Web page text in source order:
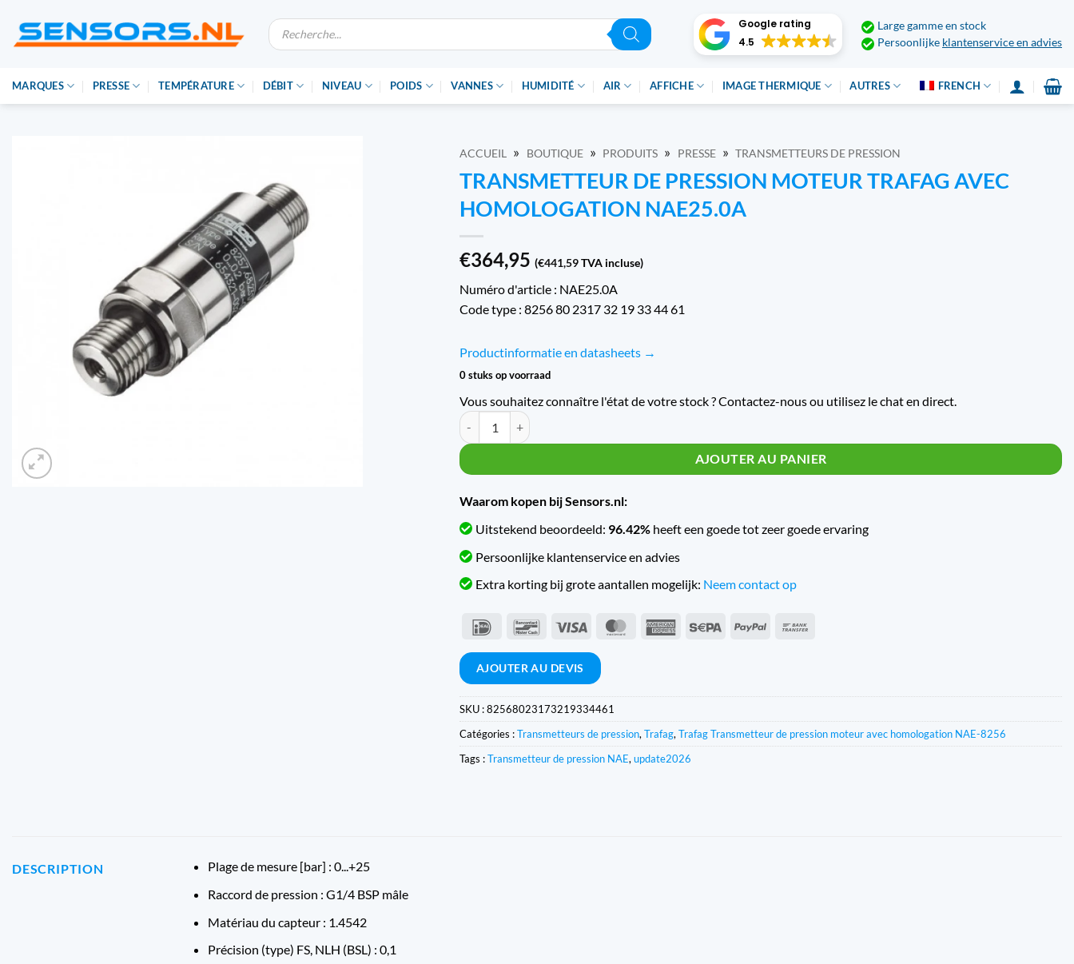
content
Recherche
produits
Google rating
4.5
Large gamme en stock
Persoonlijke klantenservice en advies
MARQUES PRESSE TEMPÉRATURE DÉBIT NIVEAU POIDS VANNES HUMIDITÉ AIR AFFICHE IMAGE THERMIQUE AUTRES FRENCH
ACCUEIL » BOUTIQUE » PRODUITS » PRESSE » TRANSMETTEURS DE PRESSION
TRANSMETTEUR DE PRESSION MOTEUR TRAFAG AVEC
HOMOLOGATION NAE25.0A
€364,95 (€441,59TVA incluse)
Numéro d'article : NAE25.0A
Code type : 8256 80 2317 32 19 33 44 61
Productinformatie en datasheets →
0 stuks op voorraad
Vous souhaitez connaître l'état de votre stock ? Contactez-nous ou utilisez le chat en direct.
Quantité Trafag Engine druktransmitter met scheepskeur NAE25.0A
AJOUTER AU PANIER
Waarom kopen bij Sensors.nl:
Uitstekend beoordeeld: 96.42% heeft een goede tot zeer goede ervaring
Persoonlijke klantenservice en advies
Extra korting bij grote aantallen mogelijk: Neem contact op
IDeal BancontactVisa MasterCardAmerican Sepa PayPal
AJOUTER AU DEVIS
SKU :82568023173219334461
Catégories :Transmetteurs de pression, Trafag, Trafag Transmetteur de pression moteur avec homologation NAE-8256
Tags :Transmetteur de pression NAE, update2026
DESCRIPTION
Plage de mesure [bar] : 0...+25
Raccord de pression : G1/4 BSP mâle
Matériau du capteur : 1.4542
Précision (type) FS, NLH (BSL) : 0,1